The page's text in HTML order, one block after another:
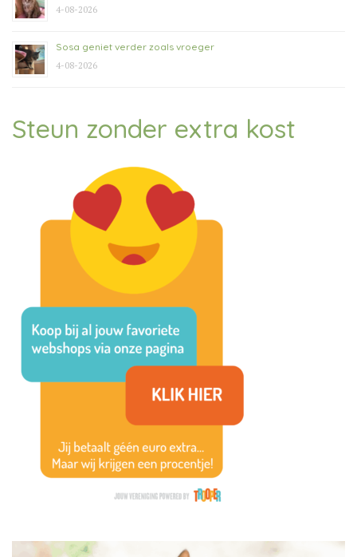
4-08-2026
Sosa geniet verder zoals vroeger
4-08-2026
Steun zonder extra kost